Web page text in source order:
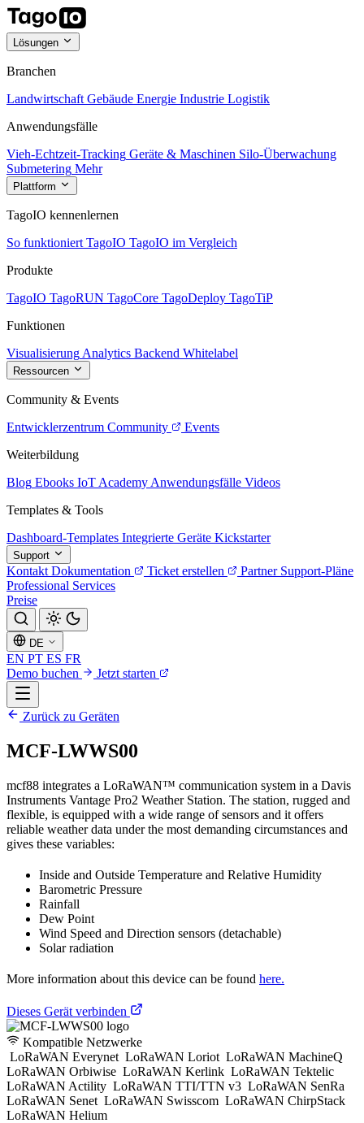
Lösungen
Branchen
Landwirtschaft Gebäude Energie Industrie Logistik
Anwendungsfälle
Vieh-Echtzeit-Tracking Geräte & Maschinen Silo-Überwachung
Submetering Mehr
Plattform
TagoIO kennenlernen
So funktioniert TagoIO TagoIO im Vergleich
Produkte
TagoIO TagoRUN TagoCore TagoDeploy TagoTiP
Funktionen
Visualisierung Analytics Backend Whitelabel
Ressourcen
Community & Events
Entwicklerzentrum Community
Events
Weiterbildung
Blog Ebooks IoT Academy Anwendungsfälle Videos
Templates & Tools
Dashboard-Templates Integrierte Geräte Kickstarter
Support
Kontakt Dokumentation Ticket erstellen Partner Support-Pläne
Professional Services
Preise
DE
EN PT ES FR
Demo buchen
Jetzt starten
Zurück zu Geräten
MCF-LWWS00
mcf88 integrates a LoRaWAN™ communication system in a Davis
Instruments Vantage Pro2 Weather Station. The station, rugged and
flexible, is equipped with a wide range of sensors and it offers
reliable weather data under the most demanding circumstances and
gives these variables:
Inside and Outside Temperature and Relative Humidity
Barometric Pressure
Rainfall
Dew Point
Wind Speed and Direction sensors (detachable)
Solar radiation
More information about this device can be found here.
Dieses Gerät verbinden
Kompatible Netzwerke
LoRaWAN Everynet LoRaWAN Loriot LoRaWAN MachineQ
LoRaWAN Orbiwise LoRaWAN Kerlink LoRaWAN Tektelic
LoRaWAN Actility LoRaWAN TTI/TTN v3 LoRaWAN SenRa
LoRaWAN Senet LoRaWAN Swisscom LoRaWAN ChirpStack
LoRaWAN Helium